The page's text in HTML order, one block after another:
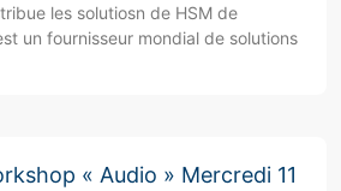
les solutiosn de HSM de
un fournisseur mondial de solutions
« Audio » Mercredi 11